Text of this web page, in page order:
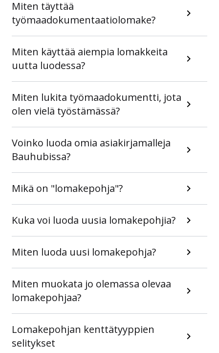
Miten täyttää
työmaadokumentaatiolomake?
Miten käyttää aiempia lomakkeita
uutta luodessa?
Miten lukita työmaadokumentti, jota
olen vielä työstämässä?
Voinko luoda omia asiakirjamalleja
Bauhubissa?
Mikä on "lomakepohja"?
Kuka voi luoda uusia lomakepohjia?
Miten luoda uusi lomakepohja?
Miten muokata jo olemassa olevaa
lomakepohjaa?
Lomakepohjan kenttätyyppien
selitykset